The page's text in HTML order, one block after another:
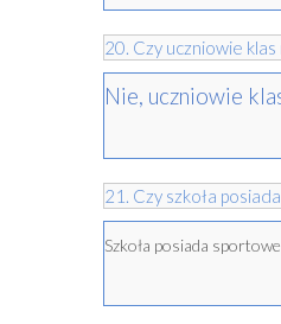
20. Czy uczniowie
Nie, uczniowie
21. Czy szkoła
Szkoła posiada